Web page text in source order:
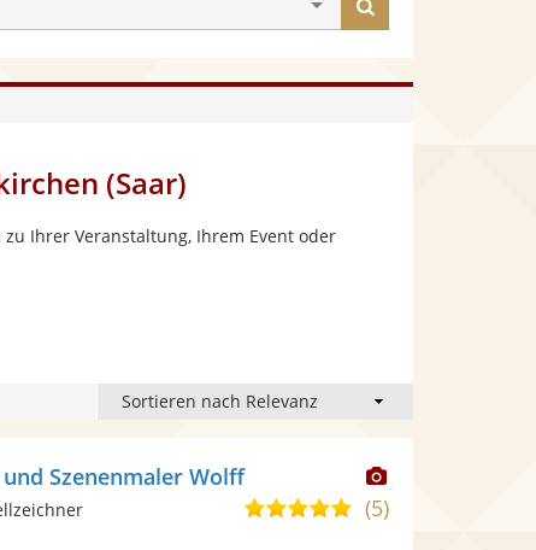
finden
(Saar)
Ihrer Veranstaltung, Ihrem Event oder
Dieser
Künstler
Szenenmaler Wolff
5,0(5)